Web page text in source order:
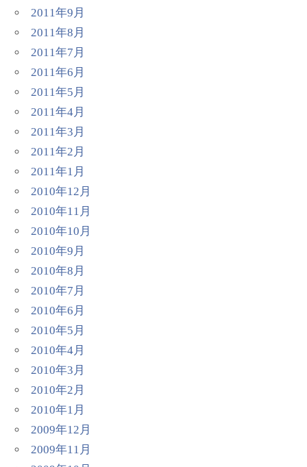
2011年9月
2011年8月
2011年7月
2011年6月
2011年5月
2011年4月
2011年3月
2011年2月
2011年1月
2010年12月
2010年11月
2010年10月
2010年9月
2010年8月
2010年7月
2010年6月
2010年5月
2010年4月
2010年3月
2010年2月
2010年1月
2009年12月
2009年11月